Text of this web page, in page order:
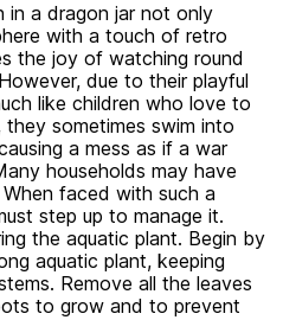
in a dragon jar not only
with a touch of retro
the joy of watching round
due to their playful
like children who love to
sometimes swim into
a mess as if a war
households may have
faced with such a
step up to manage it.
the aquatic plant. Begin by
aquatic plant, keeping
Remove all the leaves
to grow and to prevent